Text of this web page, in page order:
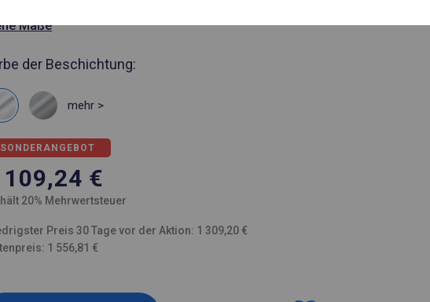
Maße
der Beschichtung:
mehr >
SONDERANGEBOT
109,24 €
20% Mehrwertsteuer
Preis 30 Tage vor der Aktion: 1 309,20 €
1 556,81 €